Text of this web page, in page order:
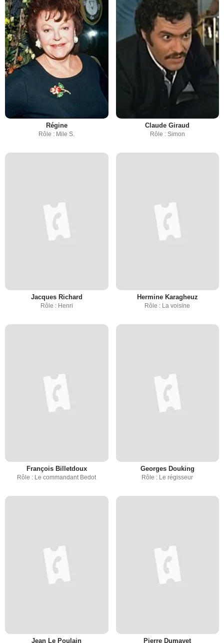
Régine
Rôle : Mile S.
Claude Giraud
Rôle : Simon
Jacques Richard
Rôle : Henri
Hermine Karagheuz
Rôle : La voisine
François Billetdoux
Rôle : Le commandant Bedot
Georges Douking
Rôle : Le régisseur
Jean Le Poulain Pierre Dumayet